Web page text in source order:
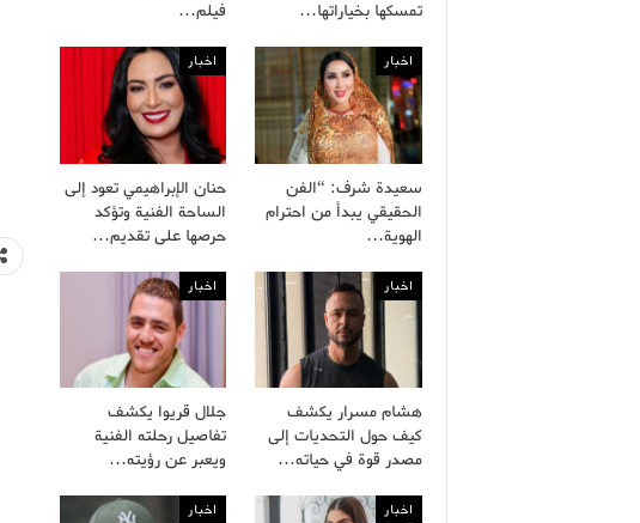
تمسكها بخياراتها…
فيلم…
اخبار
سعيدة شرف: “الفن
الحقيقي يبدأ من احترام
الهوية…
اخبار
حنان الإبراهيمي تعود إلى
الساحة الفنية وتؤكد
حرصها على تقديم…
اخبار
هشام مسرار يكشف
كيف حول التحديات إلى
مصدر قوة في حياته…
اخبار
جلال قريوا يكشف
تفاصيل رحلته الفنية
ويعبر عن رؤيته…
اخبار اخبار